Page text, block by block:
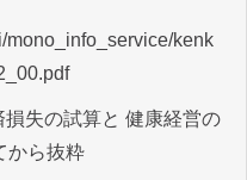
mono_info_service/kenk
失の試算と 健康経営の
から抜粋